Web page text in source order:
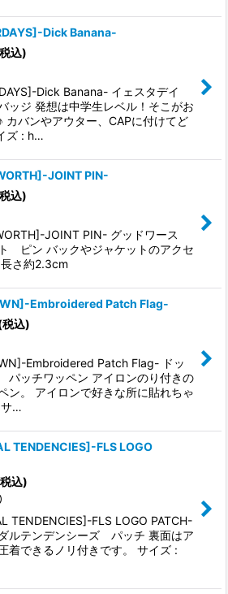
Dick Banana-
込)
Dick Banana- イェスタデイ
ッジ 発想は中学生レベル！そこがお
カバンやアウター、CAPに付けてど
ズ : h…
JOINT PIN-
込)
JOINT PIN- グッドワース
ピン バックやジャケットのアクセ
さ約2.3cm
Embroidered Patch Flag-
税込)
Embroidered Patch Flag- ドッ
ッチワッペン アイロンのり付きの
ン。 アイロンで好きな所に貼れちゃ
サ…
TENDENCIES]-FLS LOGO
込)
TENDENCIES]-FLS LOGO PATCH-
ルテンデンシーズ パッチ 裏面はア
着できるノリ付きです。 サイズ :